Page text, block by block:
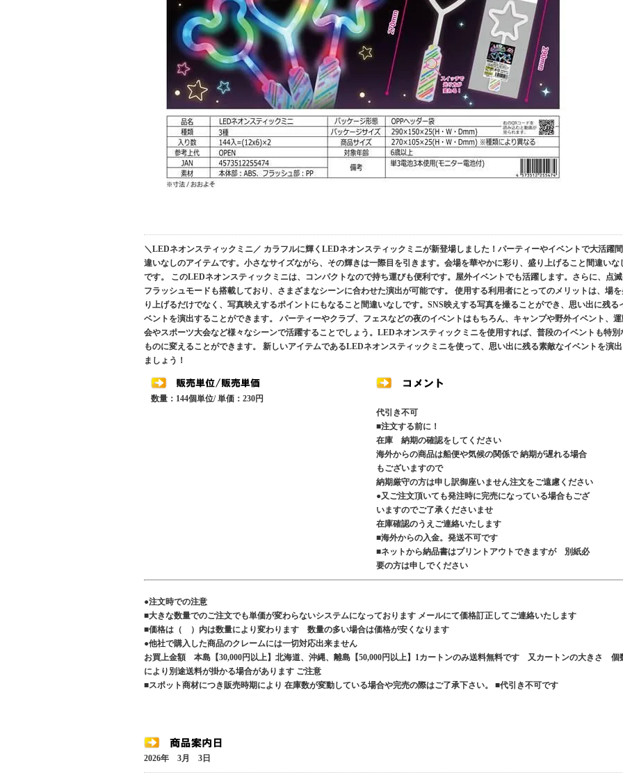
＼LEDネオンスティックミニ／ カラフルに輝くLEDネオンスティックミニが新登場しました！パーティーやイベントで大活躍間
違いなしのアイテムです。小さなサイズながら、その輝きは一際目を引きます。会場を華やかに彩り、盛り上げること間違いな
です。 このLEDネオンスティックミニは、コンパクトなので持ち運びも便利です。屋外イベントでも活躍します。さらに、点
フラッシュモードも搭載しており、さまざまなシーンに合わせた演出が可能です。 使用する利用者にとってのメリットは、場
り上げるだけでなく、写真映えするポイントにもなること間違いなしです。SNS映えする写真を撮ることができ、思い出に残る
ベントを演出することができます。 パーティーやクラブ、フェスなどの夜のイベントはもちろん、キャンプや野外イベント、
会やスポーツ大会など様々なシーンで活躍することでしょう。LEDネオンスティックミニを使用すれば、普段のイベントも特別
ものに変えることができます。 新しいアイテムであるLEDネオンスティックミニを使って、思い出に残る素敵なイベントを演
ましょう！
数量：144個単位/ 単価：230円
代引き不可
■注文する前に！
在庫 納期の確認をしてください
海外からの商品は船便や気候の関係で 納期が遅れる場合
もございますので
納期厳守の方は申し訳御座いません注文をご遠慮ください
●又ご注文頂いても発注時に完売になっている場合もござ
いますのでご了承くださいませ
在庫確認のうえご連絡いたします
■海外からの入金。発送不可です
■ネットから納品書はプリントアウトできますが 別紙必
要の方は申しでください
●注文時での注意
■大きな数量でのご注文でも単価が変わらないシステムになっております メールにて価格訂正してご連絡いたします
■価格は（ ）内は数量により変わります 数量の多い場合は価格が安くなります
●他社で購入した商品のクレームには一切対応出来ません
お買上金額 本島【30,000円以上】北海道、沖縄、離島【50,000円以上】1カートンのみ送料無料です 又カートンの大きさ 個
により別途送料が掛かる場合があります ご注意
■スポット商材につき販売時期により 在庫数が変動している場合や完売の際はご了承下さい。 ■代引き不可です
2026年 3月 3日